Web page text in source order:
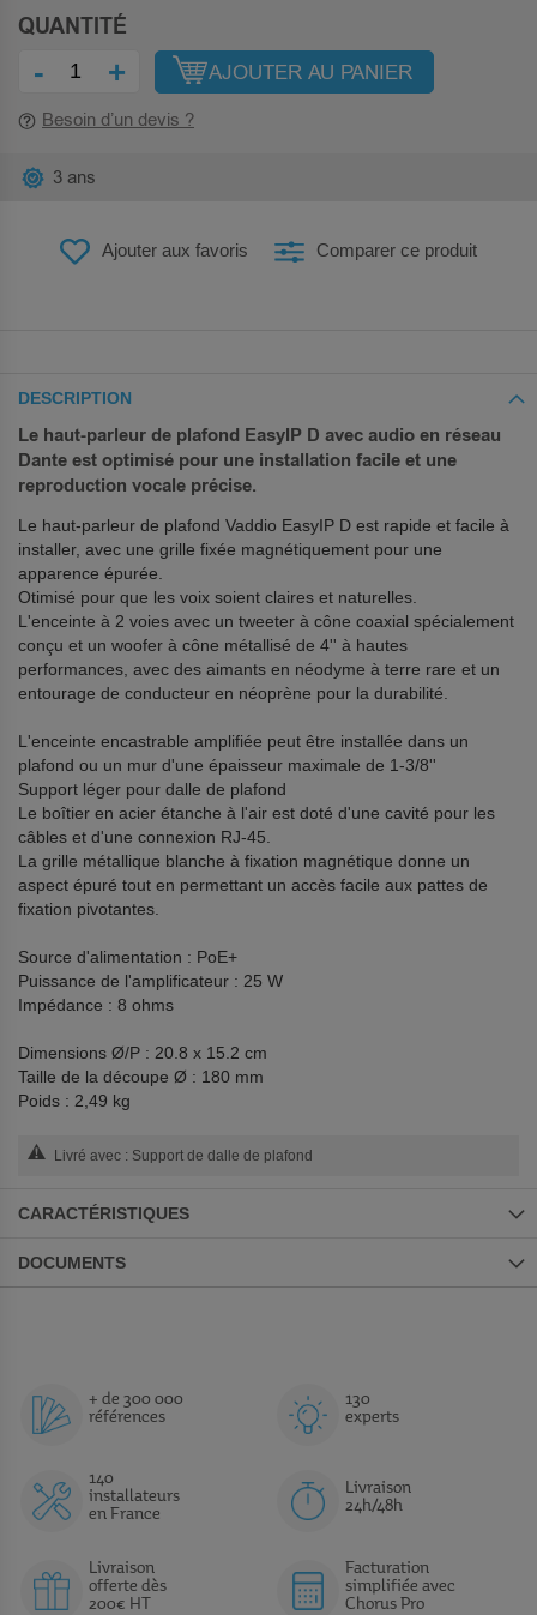
QUANTITÉ
- + AJOUTER AU PANIER
Besoin d’un devis ?
Ajouter aux favoris Comparer ce produit
3 ans
DESCRIPTION
Le haut-parleur de plafond EasyIP D avec audio en réseau
Dante est optimisé pour une installation facile et une
reproduction vocale précise.
Le haut-parleur de plafond Vaddio EasyIP D est rapide et facile à
installer, avec une grille fixée magnétiquement pour une
apparence épurée.
Otimisé pour que les voix soient claires et naturelles.
L'enceinte à 2 voies avec un tweeter à cône coaxial spécialement
conçu et un woofer à cône métallisé de 4'' à hautes
performances, avec des aimants en néodyme à terre rare et un
entourage de conducteur en néoprène pour la durabilité.
L'enceinte encastrable amplifiée peut être installée dans un
plafond ou un mur d'une épaisseur maximale de 1-3/8''
Support léger pour dalle de plafond
Le boîtier en acier étanche à l'air est doté d'une cavité pour les
câbles et d'une connexion RJ-45.
La grille métallique blanche à fixation magnétique donne un
aspect épuré tout en permettant un accès facile aux pattes de
fixation pivotantes.
Source d'alimentation : PoE+
Puissance de l'amplificateur : 25 W
Impédance : 8 ohms
Dimensions Ø/P : 20.8 x 15.2 cm
Taille de la découpe Ø : 180 mm
Poids : 2,49 kg
Livré avec : Support de dalle de plafond
CARACTÉRISTIQUES
DOCUMENTS
+ de 300 000
références
130
experts
140
installateurs
en France
Livraison
24h/48h
Livraison
offerte dès
200€ HT
Facturation
simplifiée avec
Chorus Pro